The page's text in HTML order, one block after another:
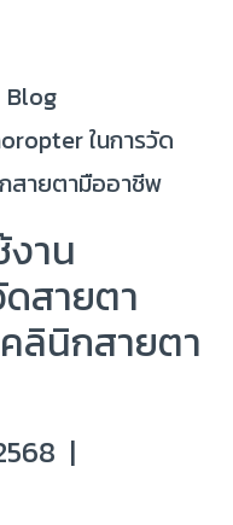
Blog
ในการวัด
สายตามืออาชีพ
งาน
สายตา
ลินิกสายตา
|